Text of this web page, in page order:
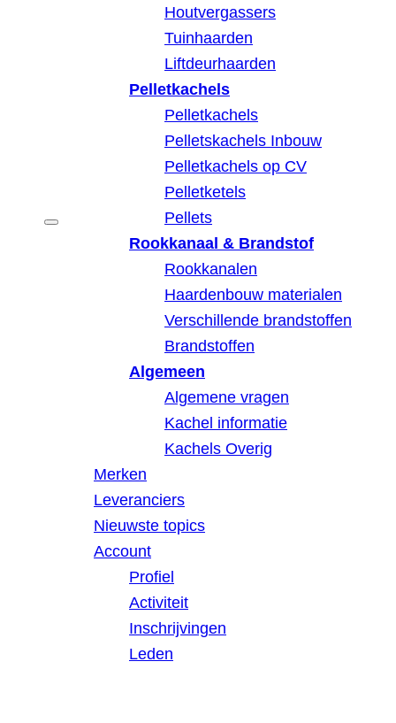
Houtvergassers
Tuinhaarden
Liftdeurhaarden
Pelletkachels
Pelletkachels
Pelletskachels Inbouw
Pelletkachels op CV
Pelletketels
Pellets
Rookkanaal & Brandstof
Rookkanalen
Haardenbouw materialen
Verschillende brandstoffen
Brandstoffen
Algemeen
Algemene vragen
Kachel informatie
Kachels Overig
Merken
Leveranciers
Nieuwste topics
Account
Profiel
Activiteit
Inschrijvingen
Leden